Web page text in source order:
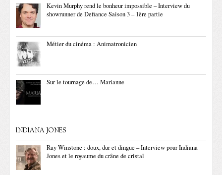
Kevin Murphy rend le bonheur impossible – Interview du
showrunner de Defiance Saison 3 – 1ère partie
Métier du cinéma : Animatronicien
Sur le tournage de… Marianne
INDIANA JONES
Ray Winstone : doux, dur et dingue – Interview pour Indiana
Jones et le royaume du crâne de cristal